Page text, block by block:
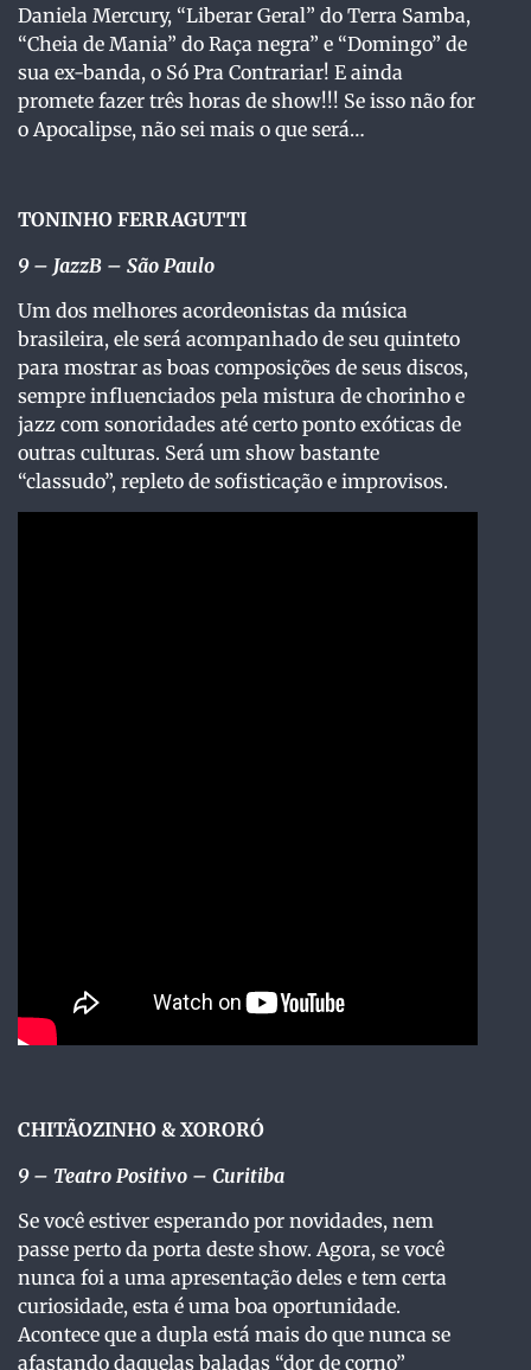
Daniela Mercury, “Liberar Geral” do Terra Samba,
“Cheia de Mania” do Raça negra” e “Domingo” de
sua ex-banda, o Só Pra Contrariar! E ainda
promete fazer três horas de show!!! Se isso não for
o Apocalipse, não sei mais o que será…
TONINHO FERRAGUTTI
9 – JazzB – São Paulo
Um dos melhores acordeonistas da música
brasileira, ele será acompanhado de seu quinteto
para mostrar as boas composições de seus discos,
sempre influenciados pela mistura de chorinho e
jazz com sonoridades até certo ponto exóticas de
outras culturas. Será um show bastante
“classudo”, repleto de sofisticação e improvisos.
CHITÃOZINHO & XORORÓ
9 – Teatro Positivo – Curitiba
Se você estiver esperando por novidades, nem
passe perto da porta deste show. Agora, se você
nunca foi a uma apresentação deles e tem certa
curiosidade, esta é uma boa oportunidade.
Acontece que a dupla está mais do que nunca se
afastando daquelas baladas “dor de corno”